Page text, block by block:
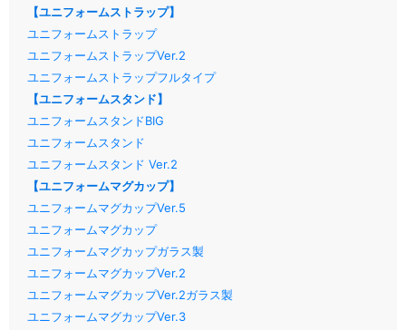
【ユニフォームストラップ】
ユニフォームストラップ
ユニフォームストラップVer.2
ユニフォームストラップフルタイプ
【ユニフォームスタンド】
ユニフォームスタンドBIG
ユニフォームスタンド
ユニフォームスタンド Ver.2
【ユニフォームマグカップ】
ユニフォームマグカップVer.5
ユニフォームマグカップ
ユニフォームマグカップガラス製
ユニフォームマグカップVer.2
ユニフォームマグカップVer.2ガラス製
ユニフォームマグカップVer.3